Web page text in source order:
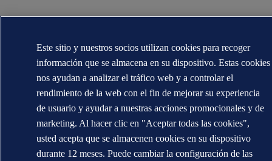
Este sitio y nuestros socios utilizan cookies para recoger
información que se almacena en su dispositivo. Estas cookies
nos ayudan a analizar el tráfico web y a controlar el
rendimiento de la web con el fin de mejorar su experiencia
de usuario y ayudar a nuestras acciones promocionales y de
marketing. Al hacer clic en "Aceptar todas las cookies",
usted acepta que se almacenen cookies en su dispositivo
durante 12 meses. Puede cambiar la configuración de las